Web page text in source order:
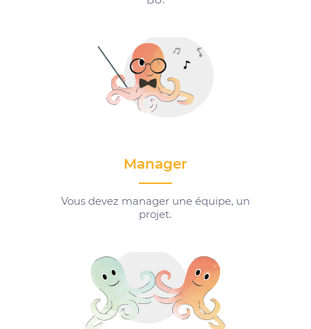
Manager
Vous devez manager une équipe, un
projet.